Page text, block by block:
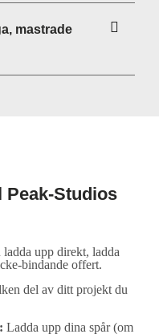
mastrade
Studios
ladda upp direkt, ladda
bindande offert.
del av ditt projekt du
Ladda upp dina spår (om